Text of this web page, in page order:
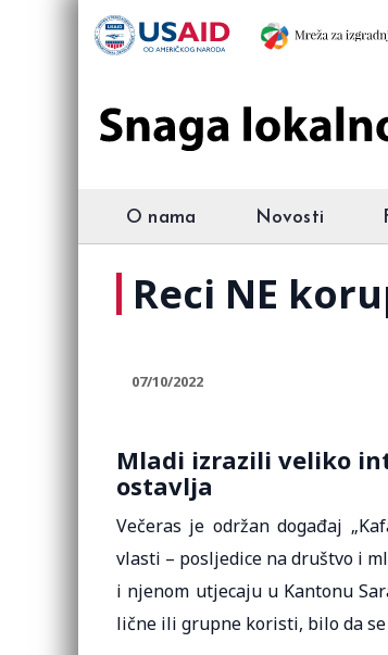
O nama Novosti
Reci NE
07/10/2022
Mladi izrazili veliko
ostavlja
Večeras je održan događaj
vlasti – posljedice na društvo i
i njenom utjecaju u Kantonu
lične ili grupne koristi, bilo da